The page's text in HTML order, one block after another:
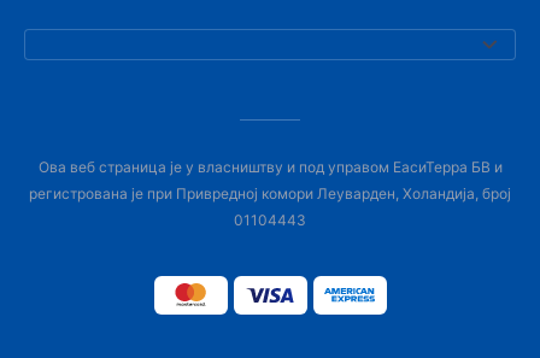
Ова веб страница је у власништву и под управом ЕасиТерра БВ и
регистрована је при Привредној комори Леуварден, Холандија, број
01104443